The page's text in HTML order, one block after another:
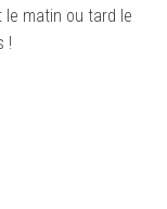
le matin ou tard le
!